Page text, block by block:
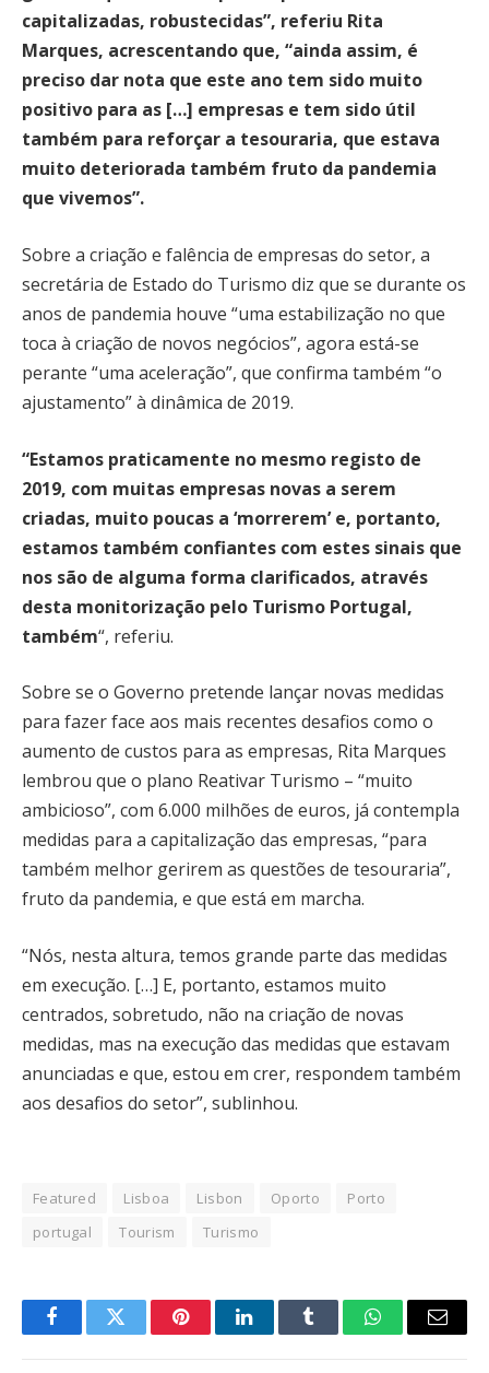
capitalizadas, robustecidas”, referiu Rita
Marques, acrescentando que, “ainda assim, é
preciso dar nota que este ano tem sido muito
positivo para as […] empresas e tem sido útil
também para reforçar a tesouraria, que estava
muito deteriorada também fruto da pandemia
que vivemos”.
Sobre a criação e falência de empresas do setor, a
secretária de Estado do Turismo diz que se durante os
anos de pandemia houve “uma estabilização no que
toca à criação de novos negócios”, agora está-se
perante “uma aceleração”, que confirma também “o
ajustamento” à dinâmica de 2019.
“Estamos praticamente no mesmo registo de
2019, com muitas empresas novas a serem
criadas, muito poucas a ‘morrerem’ e, portanto,
estamos também confiantes com estes sinais que
nos são de alguma forma clarificados, através
desta monitorização pelo Turismo Portugal,
também“, referiu.
Sobre se o Governo pretende lançar novas medidas
para fazer face aos mais recentes desafios como o
aumento de custos para as empresas, Rita Marques
lembrou que o plano Reativar Turismo – “muito
ambicioso”, com 6.000 milhões de euros, já contempla
medidas para a capitalização das empresas, “para
também melhor gerirem as questões de tesouraria”,
fruto da pandemia, e que está em marcha.
“Nós, nesta altura, temos grande parte das medidas
em execução. […] E, portanto, estamos muito
centrados, sobretudo, não na criação de novas
medidas, mas na execução das medidas que estavam
anunciadas e que, estou em crer, respondem também
aos desafios do setor”, sublinhou.
Featured Lisboa Lisbon Oporto
Porto
portugal
Tourism Turismo
FacebookTwitter PinterestLinkedInTumblr WhatsAppEmail